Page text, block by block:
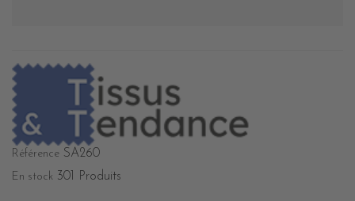
Référence SA260
En stock 301 Produits